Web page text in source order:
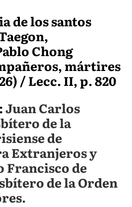
de los santos
Chong
mártires
/ Lecc. II, p. 820
Juan Carlos
de la
de
Extranjeros y
Francisco de
de la Orden